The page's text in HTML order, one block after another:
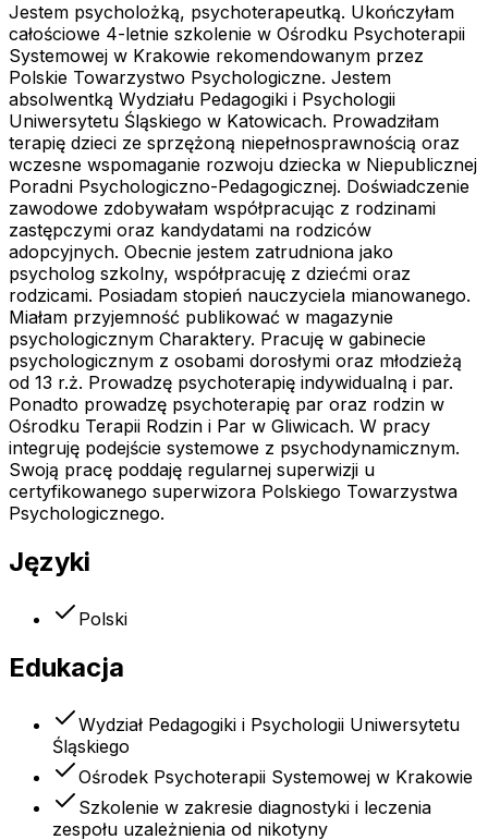
Jestem psycholożką, psychoterapeutką. Ukończyłam
całościowe 4-letnie szkolenie w Ośrodku Psychoterapii
Systemowej w Krakowie rekomendowanym przez
Polskie Towarzystwo Psychologiczne. Jestem
absolwentką Wydziału Pedagogiki i Psychologii
Uniwersytetu Śląskiego w Katowicach. Prowadziłam
terapię dzieci ze sprzężoną niepełnosprawnością oraz
wczesne wspomaganie rozwoju dziecka w Niepublicznej
Poradni Psychologiczno-Pedagogicznej. Doświadczenie
zawodowe zdobywałam współpracując z rodzinami
zastępczymi oraz kandydatami na rodziców
adopcyjnych. Obecnie jestem zatrudniona jako
psycholog szkolny, współpracuję z dziećmi oraz
rodzicami. Posiadam stopień nauczyciela mianowanego.
Miałam przyjemność publikować w magazynie
psychologicznym Charaktery. Pracuję w gabinecie
psychologicznym z osobami dorosłymi oraz młodzieżą
od 13 r.ż. Prowadzę psychoterapię indywidualną i par.
Ponadto prowadzę psychoterapię par oraz rodzin w
Ośrodku Terapii Rodzin i Par w Gliwicach. W pracy
integruję podejście systemowe z psychodynamicznym.
Swoją pracę poddaję regularnej superwizji u
certyfikowanego superwizora Polskiego Towarzystwa
Psychologicznego.
Języki
Polski
Edukacja
Wydział Pedagogiki i Psychologii Uniwersytetu
Śląskiego
Ośrodek Psychoterapii Systemowej w Krakowie
Szkolenie w zakresie diagnostyki i leczenia
zespołu uzależnienia od nikotyny